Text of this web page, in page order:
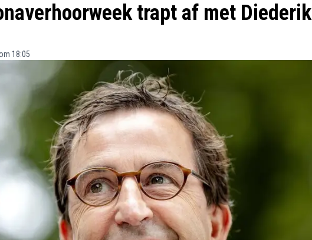
trapt af met Diederik
18:05